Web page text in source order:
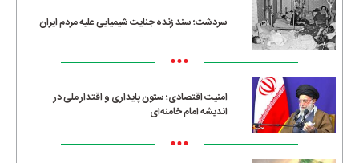
سردشت؛ سند زنده جنایت شیمیایی علیه مردم ایران
•••
امنیت اقتصادی؛ ستون پایداری و اقتدار ملی در
اندیشه امام خامنه‌ای
•••